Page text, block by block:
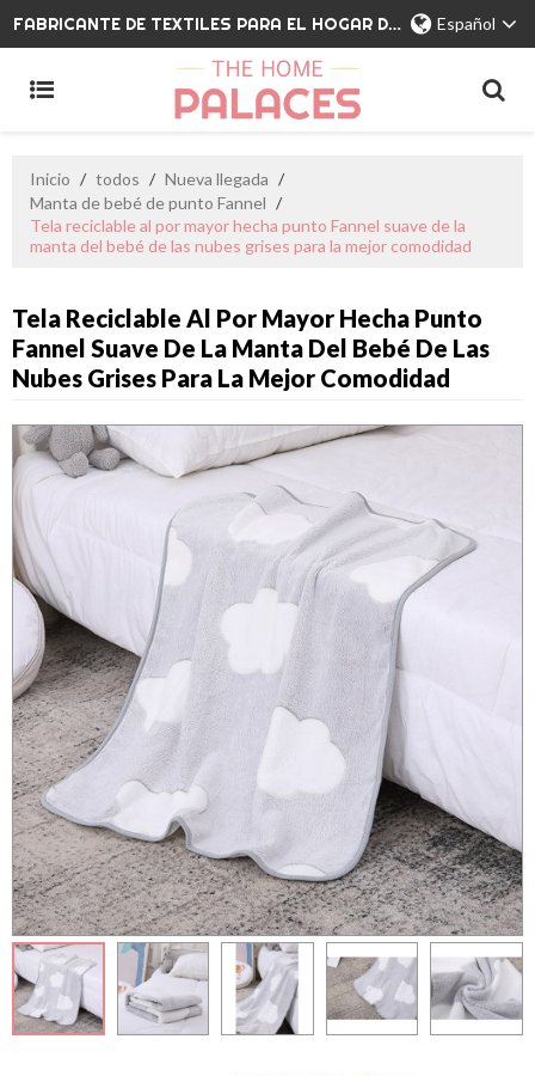
FABRICANTE DE TEXTILES PARA EL HOGAR DE MARCA PRIVADA Español
Inicio / todos / Nueva llegada /
Manta de bebé de punto Fannel /
Tela reciclable al por mayor hecha punto Fannel suave de la
manta del bebé de las nubes grises para la mejor comodidad
Tela Reciclable Al Por Mayor Hecha Punto
Fannel Suave De La Manta Del Bebé De Las
Nubes Grises Para La Mejor Comodidad